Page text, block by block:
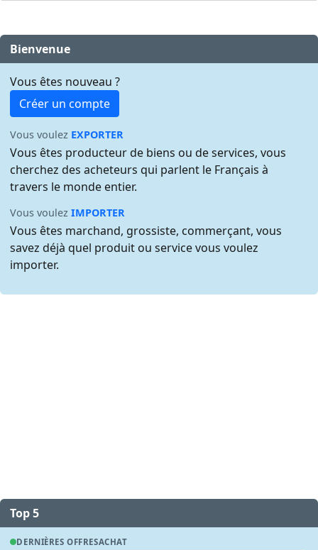
Bienvenue
Vous êtes nouveau ?
Créer un compte
Vous voulez EXPORTER
Vous êtes producteur de biens ou de services, vous
cherchez des acheteurs qui parlent le Français à
travers le monde entier.
Vous voulezIMPORTER
Vous êtes marchand, grossiste, commerçant, vous
savez déjà quel produit ou service vous voulez
importer.
Top 5
DERNIÈRES OFFRESACHAT